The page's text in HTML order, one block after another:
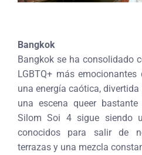
Bangkok
Bangkok se ha consolidado
LGBTQ+ más
una energía caótica,
una escena queer
Silom Soi 4 sigue siendo
conocidos para salir de
terrazas y una mezcla